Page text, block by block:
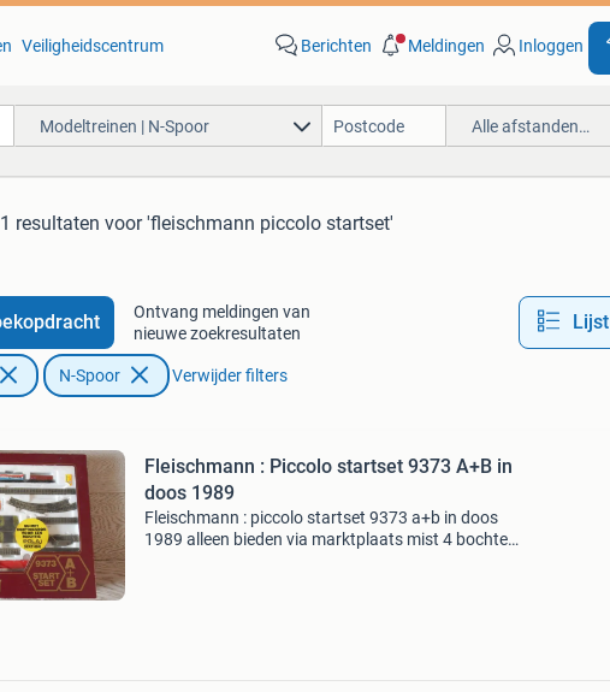
Veiligheidscentrum Berichten Meldingen Inloggen
Modeltreinen | N-Spoor Alle afstanden…
resultaten voor 'fleischmann piccolo startset'
Ontvang meldingen van
nieuwe zoekresultaten
Lijst
N-Spoor Verwijder filters
Fleischmann : Piccolo startset 9373 A+B in
doos 1989
Fleischmann : piccolo startset 9373 a+b in doos
1989 alleen bieden via marktplaats mist 4 bochten